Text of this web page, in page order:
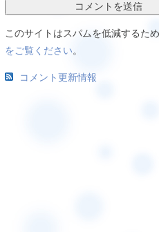
このサイトはスパムを低減するた
をご覧ください。
コメント更新情報